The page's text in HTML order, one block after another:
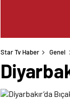
Star Tv Haber Genel